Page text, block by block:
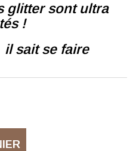
glitter sont ultra
!
sait se faire